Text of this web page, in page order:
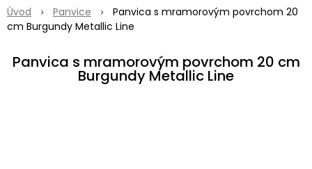
Úvod Panvice
Panvica s mramorovým povrchom 20
cm Burgundy Metallic Line
Panvica s mramorovým povrchom 20 cm
Burgundy Metallic Line